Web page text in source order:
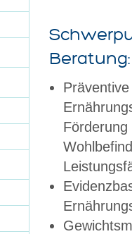
Beratung:
Präventive